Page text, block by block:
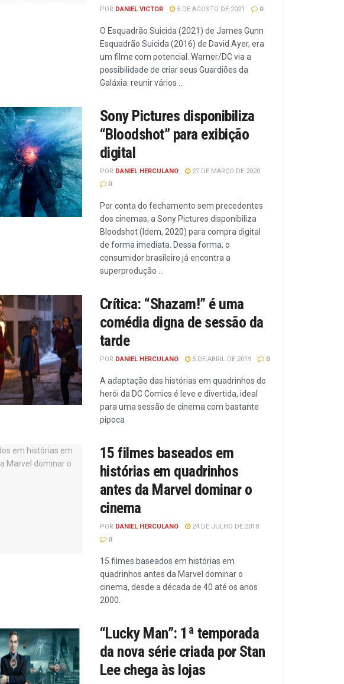
POR DANIEL VICTOR 5 DE AGOSTO DE 2021 0
O Esquadrão Suicida (2021) de James Gunn
Esquadrão Suicida (2016) de David Ayer, era
um filme com potencial. Warner/DC via a
possibilidade de criar seus Guardiões da
Galáxia: reunir vários ...
Sony Pictures disponibiliza
“Bloodshot” para exibição
digital
POR DANIEL HERCULANO
27 DE MARÇO DE 2020
0
Por conta do fechamento sem precedentes
dos cinemas, a Sony Pictures disponibiliza
Bloodshot (Idem, 2020) para compra digital
de forma imediata. Dessa forma, o
consumidor brasileiro já encontra a
superprodução ...
Crítica: “Shazam!” é uma
comédia digna de sessão da
tarde
POR DANIEL HERCULANO 5 DE ABRIL DE 2019 0
A adaptação das histórias em quadrinhos do
herói da DC Comics é leve e divertida, ideal
para uma sessão de cinema com bastante
pipoca
15 filmes baseados em
histórias em quadrinhos
antes da Marvel dominar o
cinema
POR DANIEL HERCULANO
24 DE JULHO DE 2018
0
15 filmes baseados em histórias em
quadrinhos antes da Marvel dominar o
cinema, desde a década de 40 até os anos
2000.
“Lucky Man”: 1ª temporada
da nova série criada por Stan
Lee chega às lojas